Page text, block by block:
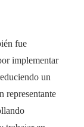
fue
implementar
un
representante